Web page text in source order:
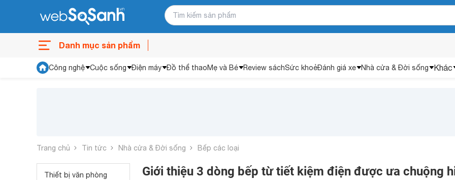
Danh mục sản phẩm
Công nghệ Cuộc sống Điện máy Đồ thể thaoMẹ và Bé Review sáchSức khoẻĐánh giá xe Nhà cửa & Đời sống Khác
Trang chủ Tin tức Nhà cửa & Đời sống Bếp các loại
Thiết bị văn phòng
Giới thiệu 3 dòng bếp từ tiết kiệm điện được ưa chuộng